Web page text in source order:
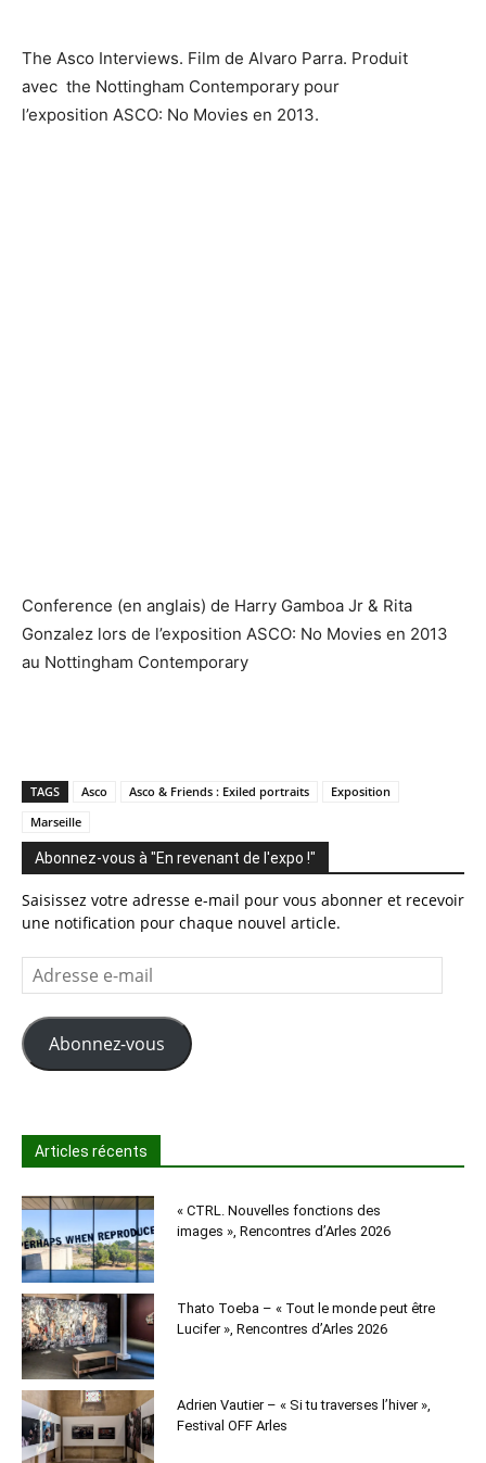
The Asco Interviews. Film de Alvaro Parra. Produit
avec the Nottingham Contemporary pour
l’exposition ASCO: No Movies en 2013.
Conference (en anglais) de Harry Gamboa Jr & Rita
Gonzalez lors de l’exposition ASCO: No Movies en 2013
au Nottingham Contemporary
TAGS Asco Asco & Friends : Exiled portraits
Exposition
Marseille
Abonnez-vous à "En revenant de l'expo !"
Saisissez votre adresse e-mail pour vous abonner et recevoir
une notification pour chaque nouvel article.
Adresse
e-
mail
Abonnez-vous
Articles récents
« CTRL. Nouvelles fonctions des
images », Rencontres d’Arles 2026
Thato Toeba – « Tout le monde peut être
Lucifer », Rencontres d’Arles 2026
Adrien Vautier – « Si tu traverses l’hiver »,
Festival OFF Arles